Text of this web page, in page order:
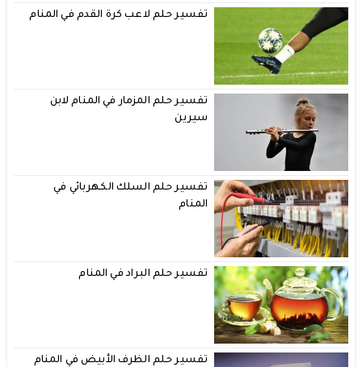
تفسير حلم لاعب كرة القدم في المنام
تفسير حلم المزمار في المنام لابن
سيرين
تفسير حلم السلك الكهربائي في
المنام
تفسير حلم البراد في المنام
تفسير حلم الظرف الأبيض في المنام